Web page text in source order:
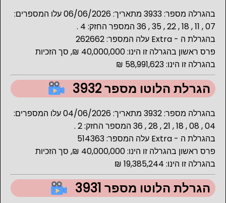
בהגרלה מספר: 3933 מתאריך: 06/06/2026 עלו המספרים:
07 , 11 , 18 , 22 , 35 , 36 המספר החזק: 4 .
בהגרלת ה - Extra עלה המספר: 262662
פרס ראשון בהגרלה זו הינו: 40,000,000 ₪, סך הזכיות
בהגרלה זו הינו: 58,991,623 ₪
הגרלת הלוטו מספר 3932
בהגרלה מספר: 3932 מתאריך: 04/06/2026 עלו המספרים:
04 , 08 , 18 , 21 , 28 , 36 המספר החזק: 2 .
בהגרלת ה - Extra עלה המספר: 514363
פרס ראשון בהגרלה זו הינו: 40,000,000 ₪, סך הזכיות
בהגרלה זו הינו: 19,385,244 ₪
הגרלת הלוטו מספר 3931